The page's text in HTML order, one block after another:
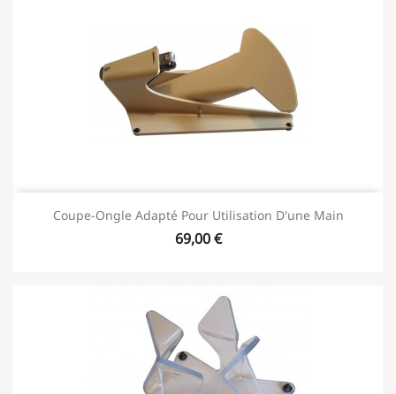
Coupe-Ongle Adapté Pour Utilisation D'une Main
69,00 €